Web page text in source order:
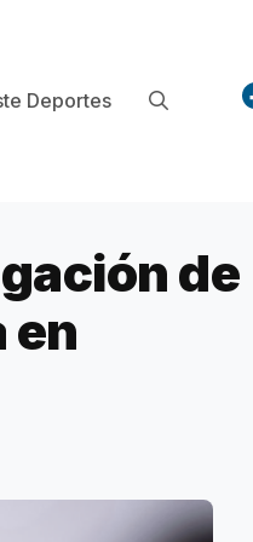
Deportes
de
en